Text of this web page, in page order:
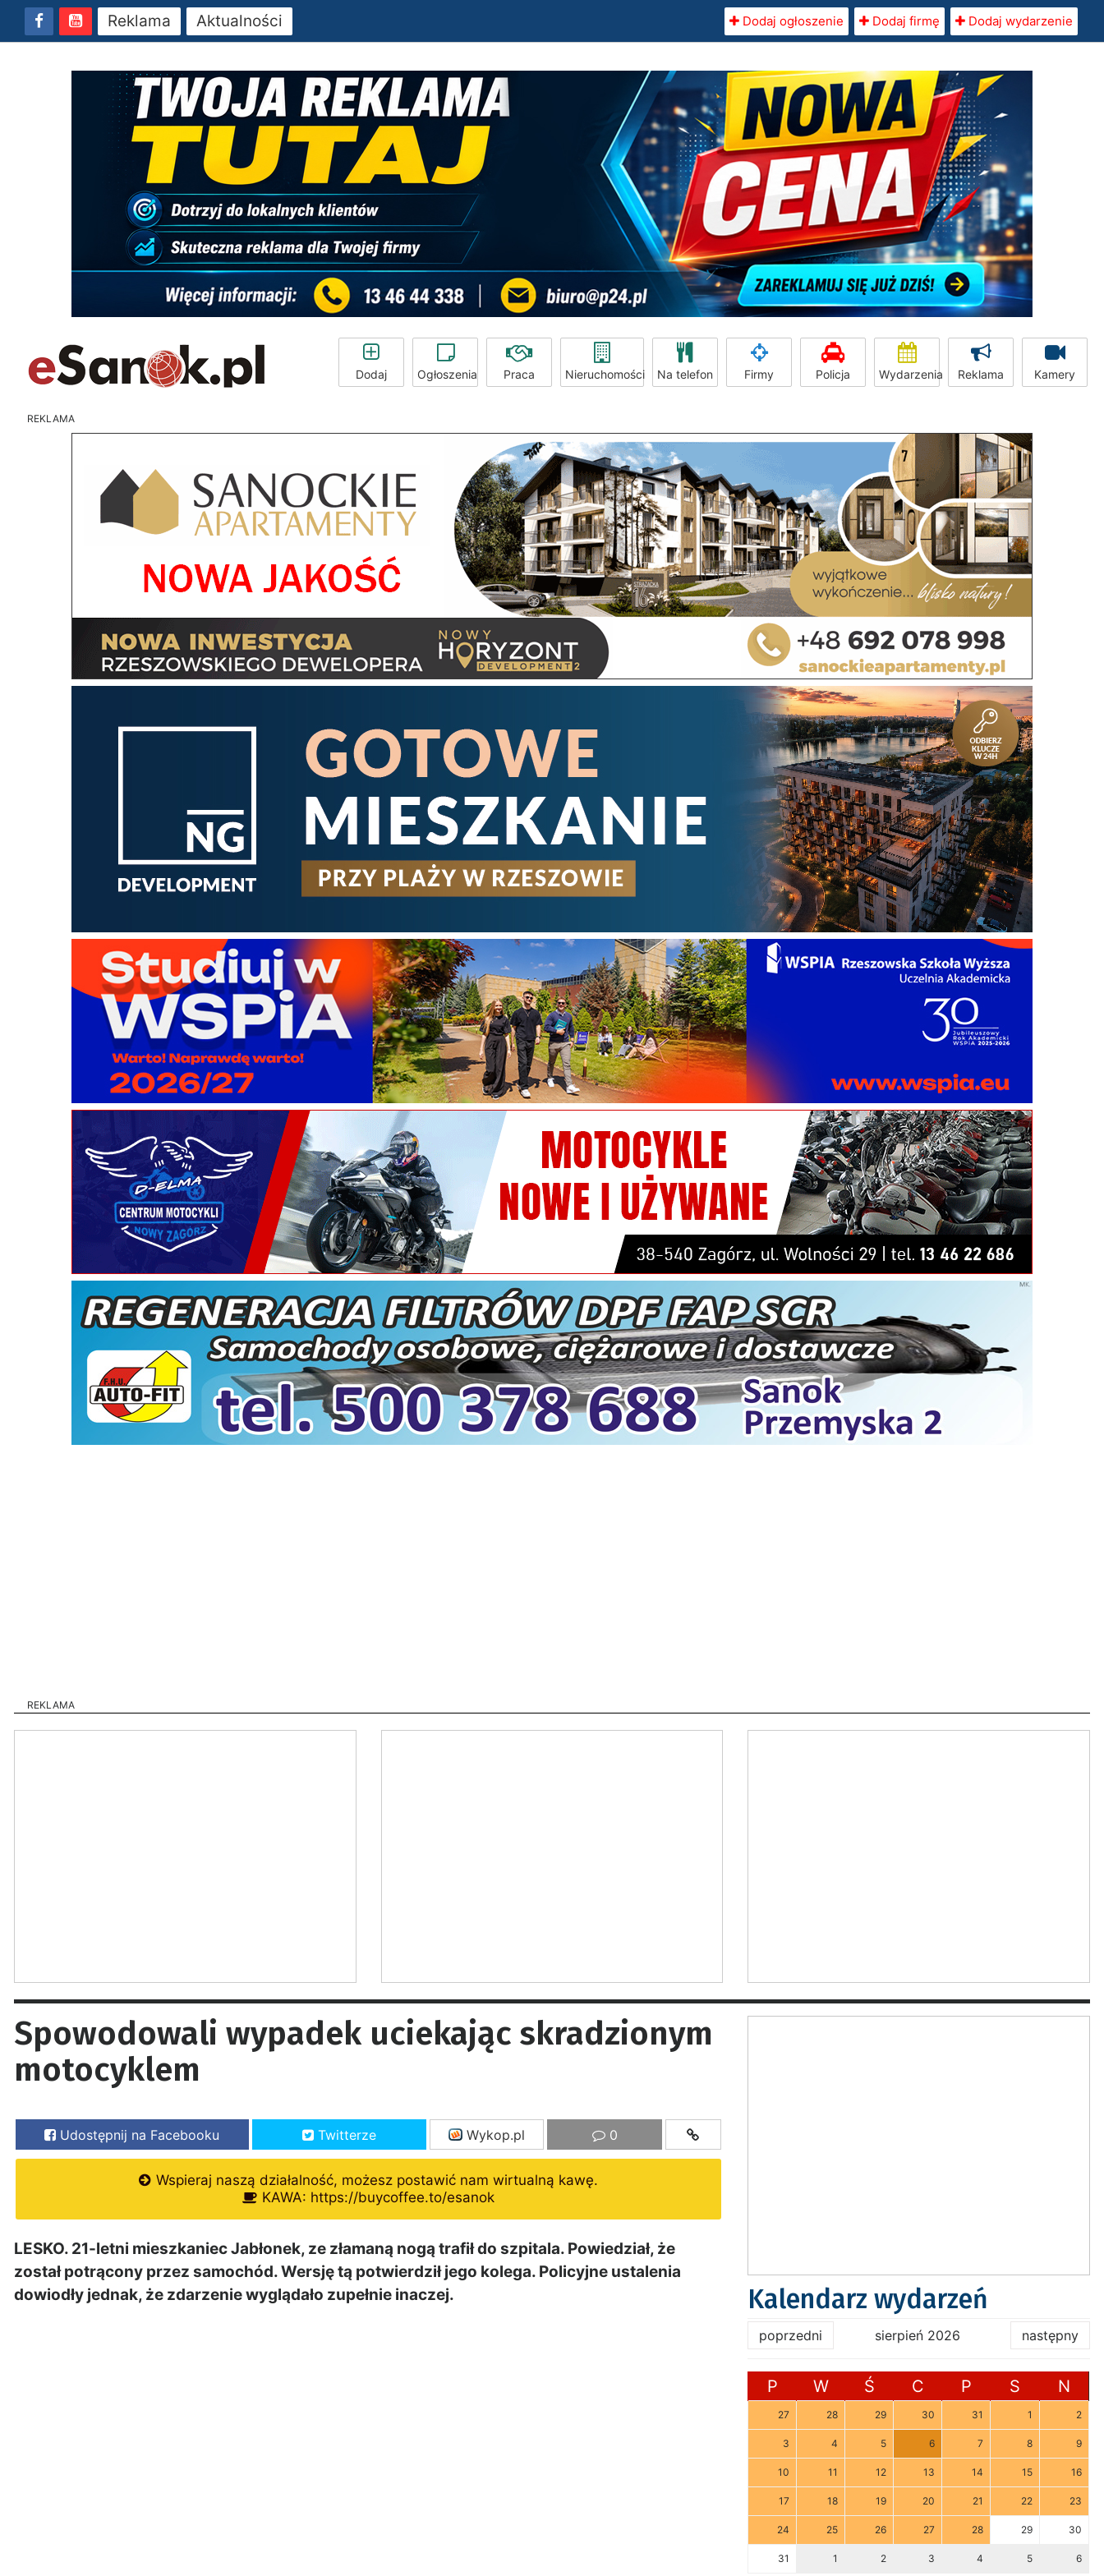
Reklama Aktualności Dodaj ogłoszenie Dodaj firmę Dodaj wydarzenie
Dodaj Ogłoszenia Praca Nieruchomości Na telefon Firmy Policja Wydarzenia Reklama Kamery
REKLAMA
REKLAMA
Spowodowali wypadek uciekając skradzionym
motocyklem
Udostępnij na Facebooku Twitterze Wykop.pl 0
Wspieraj naszą działalność, możesz postawić nam wirtualną kawę.
KAWA: https://buycoffee.to/esanok
LESKO. 21-letni mieszkaniec Jabłonek, ze złamaną nogą trafił do szpitala. Powiedział, że
został potrącony przez samochód. Wersję tą potwierdził jego kolega. Policyjne ustalenia
dowiodły jednak, że zdarzenie wyglądało zupełnie inaczej.
Kalendarz wydarzeń
poprzedni sierpień 2026 następny
P W Ś C P S N
27 28 29 30 31 1 2
3 4 5 6 7 8 9
10 11 12 13 14 15 16
17 18 19 20 21 22 23
24 25 26 27 28 29 30
31 1 2 3 4 5 6